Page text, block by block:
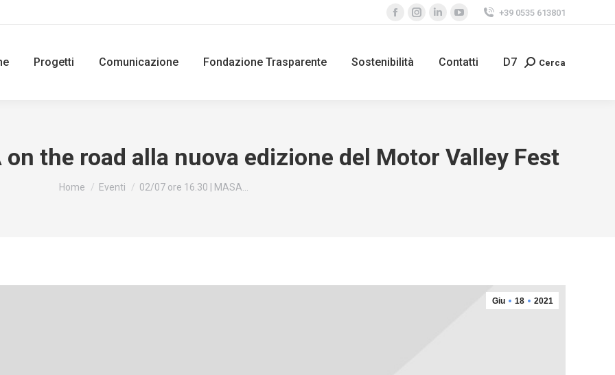
Facebook
opens
Instagram
opens
Linkedin
opens
YouTube
opens
+39 0535 613801
Progetti Comunicazione Fondazione Trasparente Sostenibilità Contatti D7 Search:
Cerca
the road alla nuova edizione del Motor Valley Fest
You are here:
Home Eventi 02/07 ore 16.30 | MASA…
Giu 18 2021